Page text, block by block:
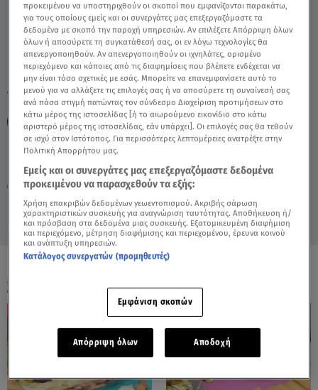
Κυριακή 9 Αυγούστου 2026
22.05.26, 11:12 CELEBRITIES & GOSSIP ΝΕΑ
TAGS: ΕΥΡΥΔΙΚΗ ΒΑΛΑΒΑΝΗ ΚΩΣΤΑΣ ΤΣΟΥΡΟΣ
BREAKFAST@STAR
ΟΛΑ ΤΑ ΒΙΝΤΕΟ
προκειμένου να υποστηριχθούν οι σκοποί που εμφανίζονται παρακάτω,
για τους οποίους εμείς και οι συνεργάτες μας επεξεργαζόμαστε τα
δεδομένα με σκοπό την παροχή υπηρεσιών. Αν επιλέξετε Απόρριψη όλων
όλων ή αποσύρετε τη συγκατάθεσή σας, οι εν λόγω τεχνολογίες θα
απενεργοποιηθούν. Αν απενεργοποιηθούν οι ιχνηλάτες, ορισμένο
περιεχόμενο και κάποιες από τις διαφημίσεις που βλέπετε ενδέχεται να
μην είναι τόσο σχετικές με εσάς. Μπορείτε να επανεμφανίσετε αυτό το
μενού για να αλλάξετε τις επιλογές σας ή να αποσύρετε τη συναίνεσή σας
ανά πάσα στιγμή πατώντας τον σύνδεσμο Διαχείριση προτιμήσεων στο
κάτω μέρος της ιστοσελίδας [ή το αιωρούμενο εικονίδιο στο κάτω
αριστερό μέρος της ιστοσελίδας, εάν υπάρχει]. Οι επιλογές σας θα τεθούν
σε ισχύ στον Ιστότοπος. Για περισσότερες λεπτομέρειες ανατρέξτε στην
Πολιτική Απορρήτου μας.
Εμείς και οι συνεργάτες μας επεξεργαζόμαστε δεδομένα
προκειμένου να παρασχεθούν τα εξής:
Χρήση επακριβών δεδομένων γεωεντοπισμού. Ακριβής σάρωση
χαρακτηριστικών συσκευής για αναγνώριση ταυτότητας. Αποθήκευση ή/
και πρόσβαση στα δεδομένα μιας συσκευής. Εξατομικευμένη διαφήμιση
και περιεχόμενο, μέτρηση διαφήμισης και περιεχομένου, έρευνα κοινού
και ανάπτυξη υπηρεσιών.
Κατάλογος συνεργατών (προμηθευτές)
Εμφάνιση σκοπών
Απόρριψη όλων Αποδοχή